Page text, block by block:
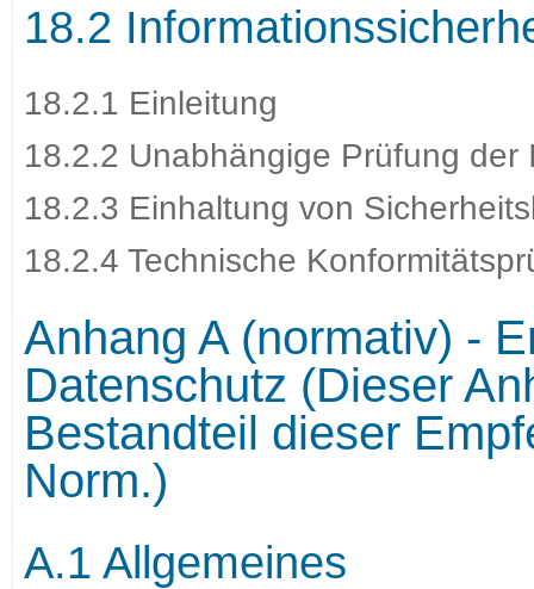
18.2
18.2.1 Einleitung
18.2.2 Unabhängige Prüfung der
18.2.3 Einhaltung von
18.2.4 Technische
Anhang A (normativ) -
Datenschutz (Dieser
Bestandteil dieser
Norm.)
A.1 Allgemeines